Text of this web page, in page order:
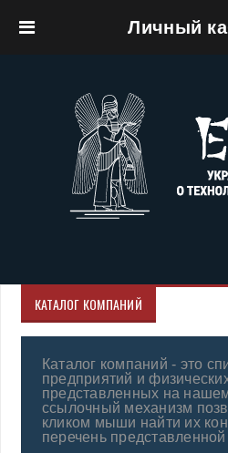
Личный
КАТАЛОГ КОМПАНИЙ
Каталог компаний - это
предприятий и
представленных на
ссылочный механизм
кликом мыши найти их
перечень